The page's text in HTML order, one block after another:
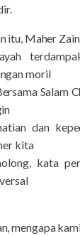
itu, Maher
moril
Salam
dan
kita
kata
mengapa